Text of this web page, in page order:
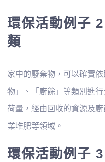
環保活動例子
類
家中的廢棄物，可以確實
物」、「廚餘」等類別進
荷量，經由回收的資源及
業堆肥等領域。
環保活動例子